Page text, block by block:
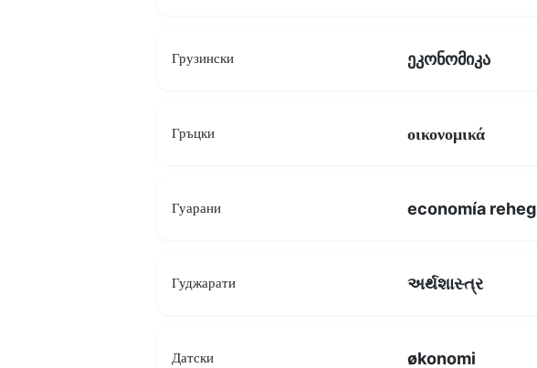
Грузински ეკონომიკა
Гръцки οικονομικά
Гуарани economía
Гуджарати અર્થશાસ્ત્ર
Датски økonomi